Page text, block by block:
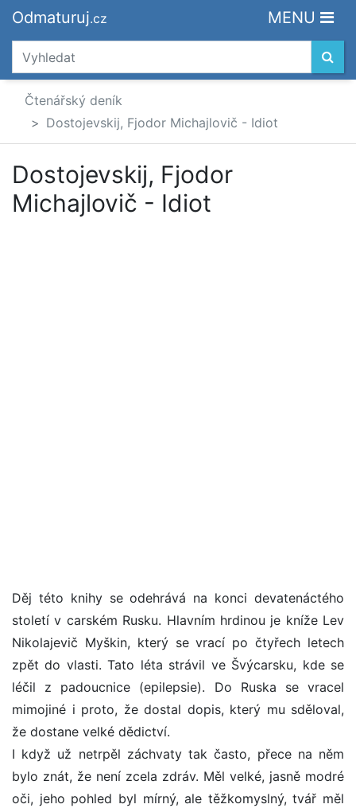
Odmaturuj.cz MENU
Čtenářský deník
Dostojevskij, Fjodor Michajlovič - Idiot
Dostojevskij, Fjodor
Michajlovič - Idiot
Děj této knihy se odehrává na konci devatenáctého
století v carském Rusku. Hlavním hrdinou je kníže Lev
Nikolajevič Myškin, který se vrací po čtyřech letech
zpět do vlasti. Tato léta strávil ve Švýcarsku, kde se
léčil z padoucnice (epilepsie). Do Ruska se vracel
mimojiné i proto, že dostal dopis, který mu sděloval,
že dostane velké dědictví.
I když už netrpěl záchvaty tak často, přece na něm
bylo znát, že není zcela zdráv. Měl velké, jasně modré
oči, jeho pohled byl mírný, ale těžkomyslný, tvář měl